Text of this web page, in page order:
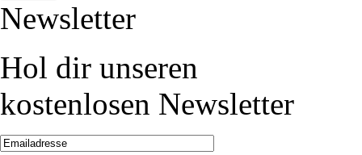
Newsletter
Hol dir unseren
kostenlosen Newsletter